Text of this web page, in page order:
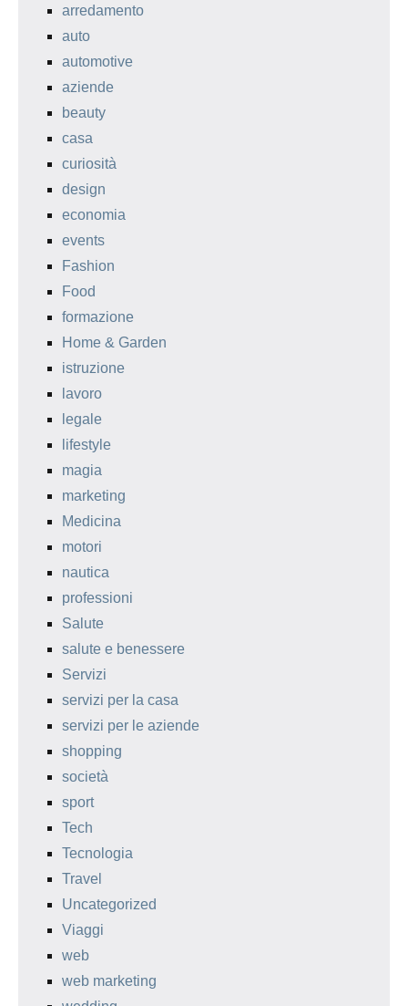
arredamento
auto
automotive
aziende
beauty
casa
curiosità
design
economia
events
Fashion
Food
formazione
Home & Garden
istruzione
lavoro
legale
lifestyle
magia
marketing
Medicina
motori
nautica
professioni
Salute
salute e benessere
Servizi
servizi per la casa
servizi per le aziende
shopping
società
sport
Tech
Tecnologia
Travel
Uncategorized
Viaggi
web
web marketing